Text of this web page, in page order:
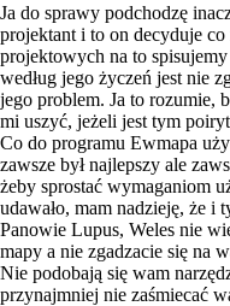
Ja do sprawy podchodzę
projektant i to on decyduje
projektowych na to
według jego życzeń jest nie
jego problem. Ja to rozumie,
mi uszyć, jeżeli jest tym
Co do programu Ewmapa
zawsze był najlepszy ale
żeby sprostać wymaganiom
udawało, mam nadzieję, że i
Panowie Lupus, Weles nie
mapy a nie zgadzacie się na
Nie podobają się wam
przynajmniej nie zaśmiecać